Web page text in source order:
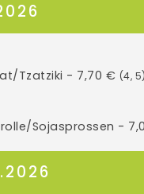
Tzatziki - 7,70 € (4, 5)
Sojasprossen -